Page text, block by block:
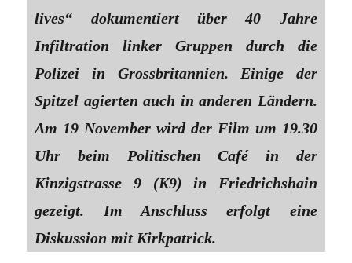
lives“ dokumentiert über 40 Jahre
Infiltration linker Gruppen durch die
Polizei in Grossbritannien. Einige der
Spitzel agierten auch in anderen Ländern.
Am 19 November wird der Film um 19.30
Uhr beim Politischen Café in der
Kinzigstrasse 9 (K9) in Friedrichshain
gezeigt. Im Anschluss erfolgt eine
Diskussion mit Kirkpatrick.